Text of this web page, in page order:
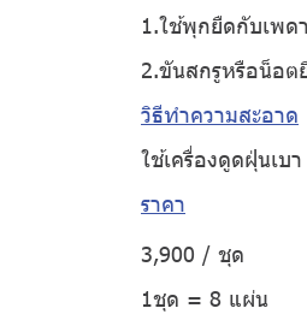
1.ใช้พุกยืดกับเพด
2.ขันสกรูหรือน็อ
วิธีทำความสะอาด
ใช้เครื่องดูดฝุ่นเบ
ราคา
3,900 / ชุด
1ชุด = 8 แผ่น